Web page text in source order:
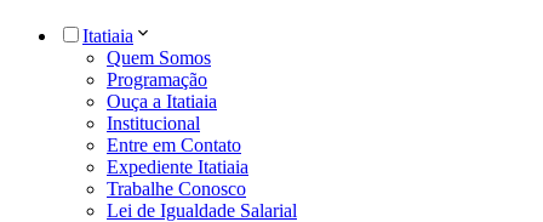
Itatiaia
Quem Somos
Programação
Ouça a Itatiaia
Institucional
Entre em Contato
Expediente Itatiaia
Trabalhe Conosco
Lei de Igualdade Salarial